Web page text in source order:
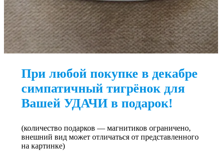
При любой покупке в декабре
симпатичный тигрёнок для
Вашей УДАЧИ в подарок!
(количество подарков — магнитиков ограничено,
внешний вид может отличаться от представленного
на картинке)